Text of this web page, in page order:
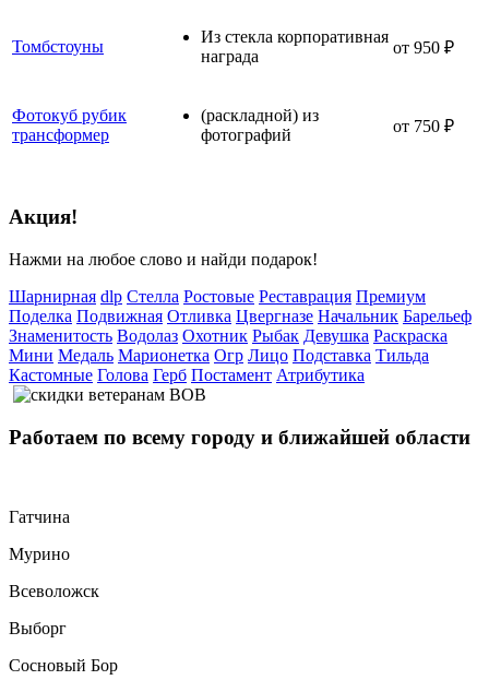
Томбстоуны
Из стекла корпоративная
награда
от 950 ₽
Фотокуб рубик
трансформер
(раскладной) из
фотографий
от 750 ₽
Акция!
Нажми на любое слово и найди подарок!
Шарнирная dlp Стелла Ростовые Реставрация Премиум
Поделка Подвижная Отливка Цвергназе Начальник Барельеф
Знаменитость Водолаз Охотник Рыбак Девушка Раскраска
Мини Медаль Марионетка Огр Лицо Подставка Тильда
Кастомные Голова Герб Постамент Атрибутика
Работаем по всему городу и ближайшей области
Гатчина
Мурино
Всеволожск
Выборг
Сосновый Бор